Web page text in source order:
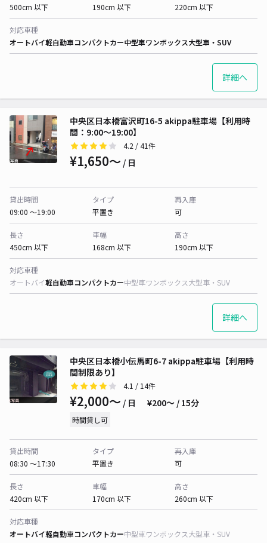
500cm 以下
190cm 以下
220cm 以下
対応車種
オートバイ軽自動車コンパクトカー中型車ワンボックス大型車・SUV
詳細へ
中央区日本橋富沢町16-5 akippa駐車場【利用時
間：9:00～19:00】
4.2 / 41件
¥1,650〜 / 日
貸出時間
09:00 〜19:00
タイプ
平置き
再入庫
可
長さ
450cm 以下
車幅
168cm 以下
高さ
190cm 以下
対応車種
オートバイ軽自動車コンパクトカー中型車ワンボックス大型車・SUV
詳細へ
中央区日本橋小伝馬町6-7 akippa駐車場【利用時
間制限あり】
4.1 / 14件
¥2,000〜 / 日 ¥200〜 / 15分
時間貸し可
貸出時間
08:30 〜17:30
タイプ
平置き
再入庫
可
長さ
420cm 以下
車幅
170cm 以下
高さ
260cm 以下
対応車種
オートバイ軽自動車コンパクトカー中型車ワンボックス大型車・SUV